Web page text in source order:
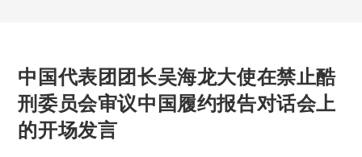
中国代表团团长吴海龙大使在禁止酷
刑委员会审议中国履约报告对话会上
的开场发言